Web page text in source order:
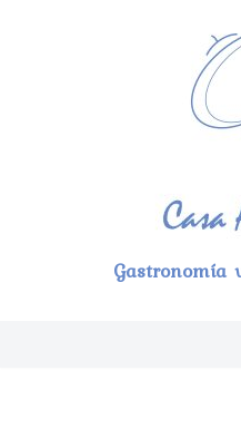
Gastronomía